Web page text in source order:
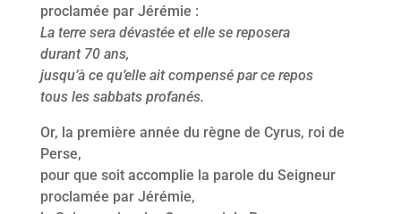
proclamée par Jérémie :
La terre sera dévastée et elle se reposera
durant 70 ans,
jusqu’à ce qu’elle ait compensé par ce repos
tous les sabbats profanés.
Or, la première année du règne de Cyrus, roi de
Perse,
pour que soit accomplie la parole du Seigneur
proclamée par Jérémie,